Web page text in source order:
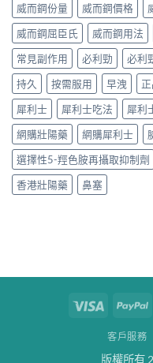
威而鋼份量
威而鋼價格
威而鋼屈臣氏
威而鋼用法
常見副作用
必利勁 必利
持久
按需服用 早洩
犀利士
犀利士吃法 犀利
網購壯陽藥
網購犀利士
選擇性5-羥色胺再攝取抑制劑
香港壯陽藥
鼻塞
Visa
客戶服務
版權所有